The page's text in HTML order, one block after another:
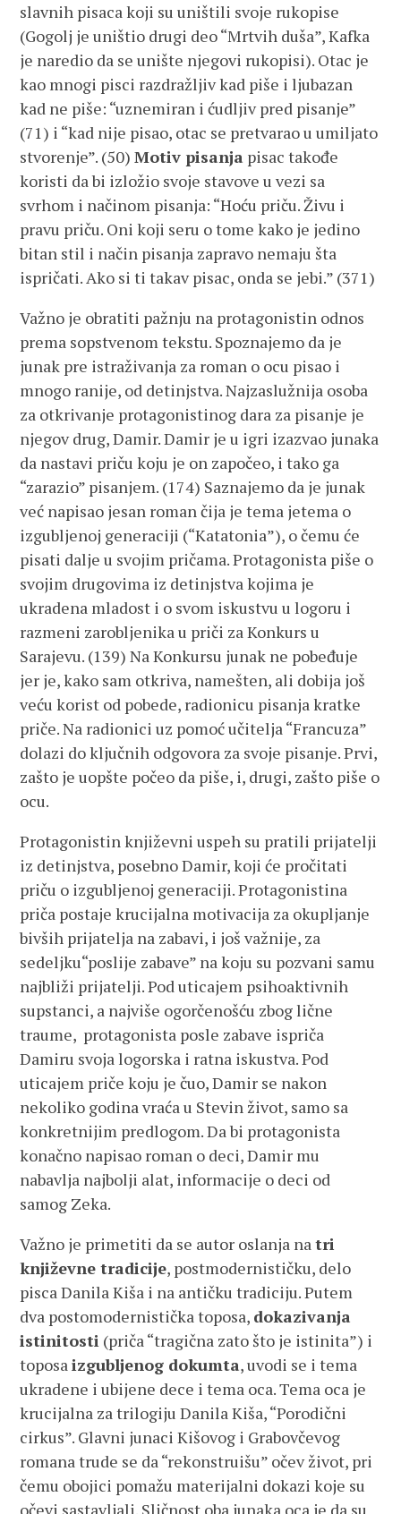
slavnih pisaca koji su uništili svoje rukopise
(Gogolj je uništio drugi deo “Mrtvih duša”, Kafka
je naredio da se unište njegovi rukopisi). Otac je
kao mnogi pisci razdražljiv kad piše i ljubazan
kad ne piše: “uznemiran i ćudljiv pred pisanje”
(71) i “kad nije pisao, otac se pretvarao u umiljato
stvorenje”. (50)Motiv pisanja pisac takođe
koristi da bi izložio svoje stavove u vezi sa
svrhom i načinom pisanja: “Hoću priču. Živu i
pravu priču. Oni koji seru o tome kako je jedino
bitan stil i način pisanja zapravo nemaju šta
ispričati. Ako si ti takav pisac, onda se jebi.” (371)
Važno je obratiti pažnju na protagonistin odnos
prema sopstvenom tekstu. Spoznajemo da je
junak pre istraživanja za roman o ocu pisao i
mnogo ranije, od detinjstva. Najzaslužnija osoba
za otkrivanje protagonistinog dara za pisanje je
njegov drug, Damir. Damir je u igri izazvao junaka
da nastavi priču koju je on započeo, i tako ga
“zarazio” pisanjem. (174) Saznajemo da je junak
već napisao jesan roman čija je tema jetema o
izgubljenoj generaciji (“Katatonia”), o čemu će
pisati dalje u svojim pričama. Protagonista piše o
svojim drugovima iz detinjstva kojima je
ukradena mladost i o svom iskustvu u logoru i
razmeni zarobljenika u priči za Konkurs u
Sarajevu. (139) Na Konkursu junak ne pobeđuje
jer je, kako sam otkriva, namešten, ali dobija još
veću korist od pobede, radionicu pisanja kratke
priče. Na radionici uz pomoć učitelja “Francuza”
dolazi do ključnih odgovora za svoje pisanje. Prvi,
zašto je uopšte počeo da piše, i, drugi, zašto piše o
ocu.
Protagonistin književni uspeh su pratili prijatelji
iz detinjstva, posebno Damir, koji će pročitati
priču o izgubljenoj generaciji. Protagonistina
priča postaje krucijalna motivacija za okupljanje
bivših prijatelja na zabavi, i još važnije, za
sedeljku“poslije zabave” na koju su pozvani samu
najbliži prijatelji. Pod uticajem psihoaktivnih
supstanci, a najviše ogorčenošću zbog lične
traume, protagonista posle zabave ispriča
Damiru svoja logorska i ratna iskustva. Pod
uticajem priče koju je čuo, Damir se nakon
nekoliko godina vraća u Stevin život, samo sa
konkretnijim predlogom. Da bi protagonista
konačno napisao roman o deci, Damir mu
nabavlja najbolji alat, informacije o deci od
samog Zeka.
Važno je primetiti da se autor oslanja natri
književne tradicije, postmodernističku, delo
pisca Danila Kiša i na antičku tradiciju. Putem
dva postomodernistička toposa, dokazivanja
istinitosti (priča “tragična zato što je istinita”) i
toposaizgubljenog dokumta, uvodi se i tema
ukradene i ubijene dece i tema oca. Tema oca je
krucijalna za trilogiju Danila Kiša, “Porodični
cirkus”. Glavni junaci Kišovog i Grabovčevog
romana trude se da “rekonstruišu” očev život, pri
čemu obojici pomažu materijalni dokazi koje su
očevi sastavljali. Sličnost oba junaka oca je da su